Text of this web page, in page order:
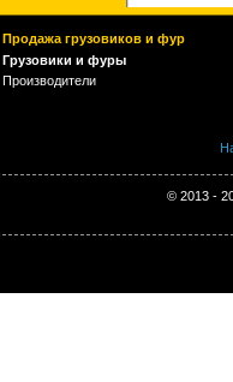
Продажа грузовиков и фур
Грузовики и фуры
Производители
© 2013 -